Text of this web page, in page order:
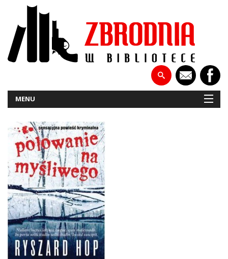
MENU
NOWOŚCI
PATRONATY
WYWIADY
RECENZJE
DO CZYTANIA
NA EKRANIE